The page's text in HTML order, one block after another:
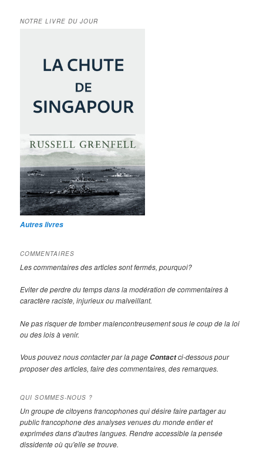
NOTRE LIVRE DU JOUR
Autres livres
COMMENTAIRES
Les commentaires des articles sont fermés, pourquoi?
Eviter de perdre du temps dans la modération de commentaires à
caractère raciste, injurieux ou malveillant.
Ne pas risquer de tomber malencontreusement sous le coup de la loi
ou des lois à venir.
Vous pouvez nous contacter par la page Contactci-dessous pour
proposer des articles, faire des commentaires, des remarques.
QUI SOMMES-NOUS ?
Un groupe de citoyens francophones qui désire faire partager au
public francophone des analyses venues du monde entier et
exprimées dans d'autres langues. Rendre accessible la pensée
dissidente où qu'elle se trouve.